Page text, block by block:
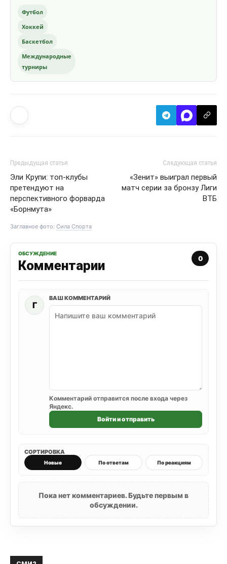
Футбол
Хоккей
Баскетбол
Международные
турниры
Предыдущая статья
Эли Крупи: топ-клубы
претендуют на
перспективного форварда
«Борнмута»
Следующая статья
«Зенит» выиграл первый
матч серии за бронзу Лиги
ВТБ
Заглавное фото: Сила Спорта
ОБСУЖДЕНИЕ
Комментарии 0
Г
ВАШ КОММЕНТАРИЙ
Комментарий отправится после входа через
Яндекс.
Войти и отправить
СОРТИРОВКА
Новые По ответам По реакциям
Пока нет комментариев. Будьте первым в
обсуждении.